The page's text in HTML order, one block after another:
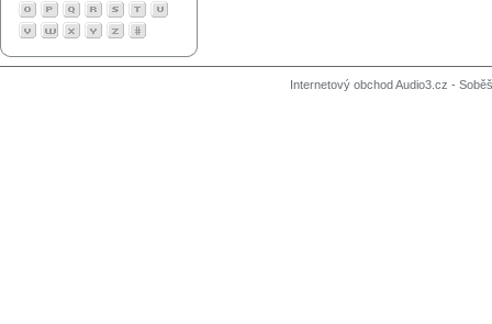
Internetový obchod Audio3.cz -